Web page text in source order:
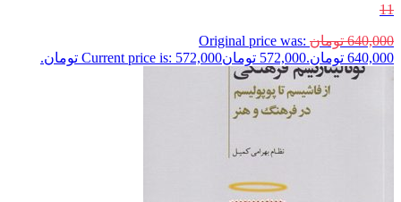
11
640,000 تومان Original price was:
640,000 تومان.
572,000 تومانCurrent price is: 572,000 تومان.